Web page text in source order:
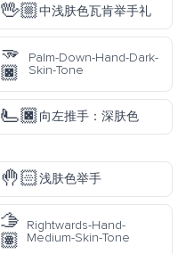
🖖🏼中浅肤色瓦肯举手礼
🫳
🏿
Palm-Down-Hand-Dark-
Skin-Tone
🫷🏿向左推手：深肤色
🤚🏻浅肤色举手
🫱
🏽
Rightwards-Hand-
Medium-Skin-Tone